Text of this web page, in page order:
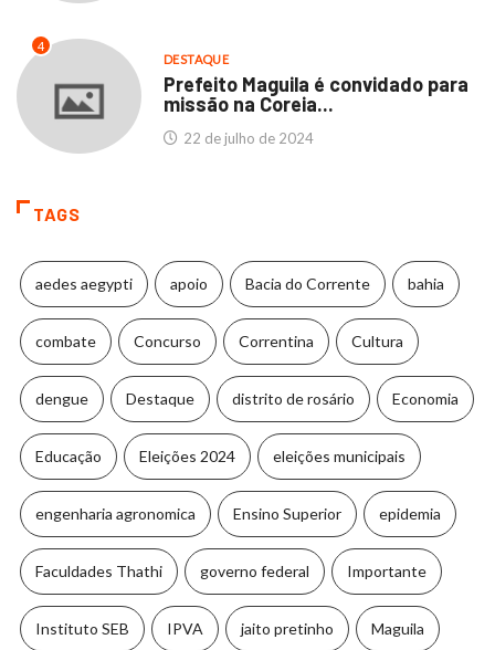
4
DESTAQUE
Prefeito Maguila é convidado para
missão na Coreia...
22 de julho de 2024
TAGS
aedes aegypti apoio Bacia do Corrente bahia
combate Concurso Correntina Cultura
dengue Destaque distrito de rosário Economia
Educação Eleições 2024 eleições municipais
engenharia agronomica Ensino Superior epidemia
Faculdades Thathi governo federal Importante
Instituto SEB IPVA jaito pretinho Maguila